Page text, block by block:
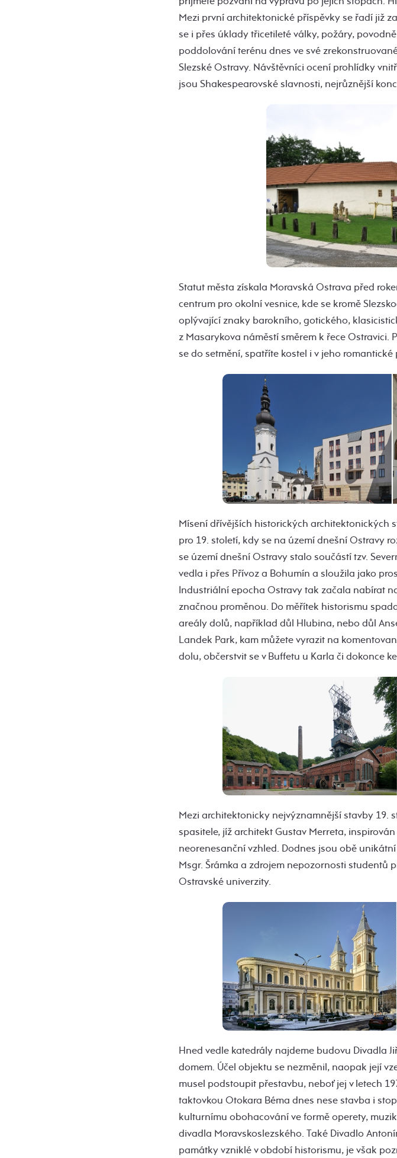
Mezi první architektonické příspěvky se řadí již
se i přes úklady třicetileté války, požáry,
poddolování terénu dnes ve své
Slezské Ostravy. Návštěvníci ocení prohlídky
jsou Shakespearovské slavnosti, nejrůznější
Statut města získala Moravská Ostrava před
centrum pro okolní vesnice, kde se kromě
oplývající znaky barokního, gotického,
z Masarykova náměstí směrem k řece
se do setmění, spatříte kostel i v jeho
Mísení dřívějších historických architektonických
pro 19. století, kdy se na území dnešní Ostravy
se území dnešní Ostravy stalo součástí tzv.
vedla i přes Přívoz a Bohumín a sloužila jako
Industriální epocha Ostravy tak začala nabírat
značnou proměnou. Do měřítek historismu
areály dolů, například důl Hlubina, nebo důl
Landek Park, kam můžete vyrazit na
dolu, občerstvit se v Buffetu u Karla či dokonce
Mezi architektonicky nejvýznamnější stavby 19.
spasitele, jíž architekt Gustav Merreta,
neorenesanční vzhled. Dodnes jsou obě
Msgr. Šrámka a zdrojem nepozornosti
Ostravské univerzity.
Hned vedle katedrály najdeme budovu Divadla
domem. Účel objektu se nezměnil, naopak její
musel podstoupit přestavbu, neboť jej v letech
taktovkou Otokara Béma dnes nese stavba i
kulturnímu obohacování ve formě operety,
divadla Moravskoslezského. Také Divadlo
památky vzniklé v období historismu, je však